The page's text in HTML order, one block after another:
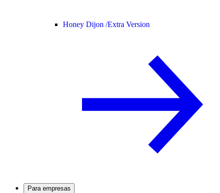
Honey Dijon /Extra Version
Para empresas